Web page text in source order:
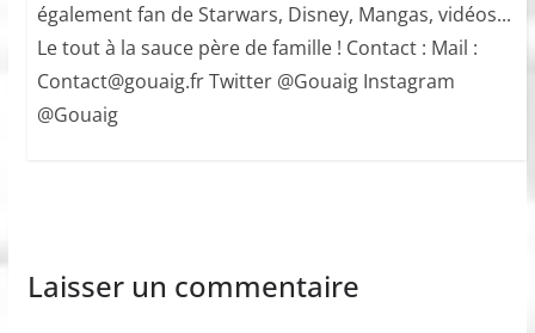
également fan de Starwars, Disney, Mangas, vidéos...
Le tout à la sauce père de famille ! Contact : Mail :
Contact@gouaig.fr Twitter @Gouaig Instagram
@Gouaig
Laisser un commentaire